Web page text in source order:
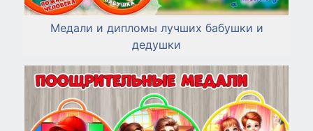
Медали и дипломы лучших бабушки и
дедушки